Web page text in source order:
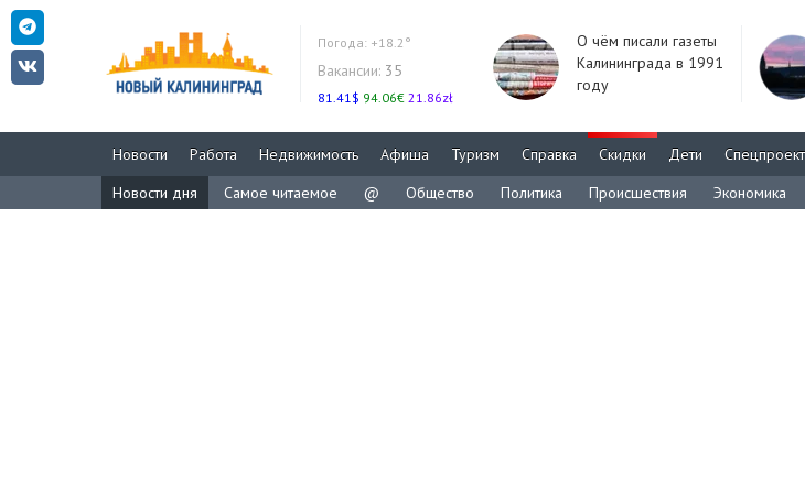
Погода: +18.2°
Вакансии: 35
81.41$ 94.06€ 21.86zł
О чём писали газеты
Калининграда в 1991
году
Новости Работа Недвижимость Афиша Туризм Справка Скидки Дети
Новости дня
Самое читаемое @ Общество Политика Происшествия Экономика